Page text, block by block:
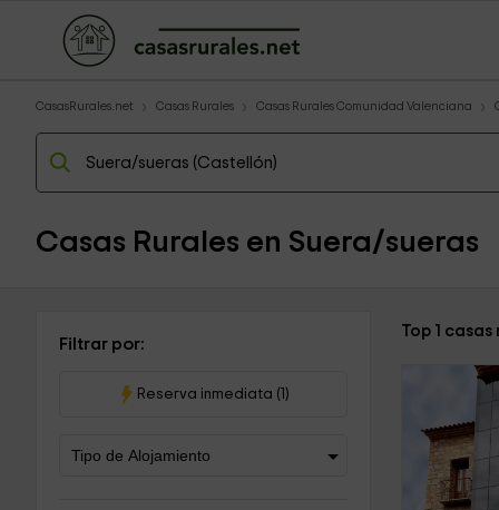
CasasRurales.net Casas Rurales Casas Rurales Comunidad Valenciana
Casas Rurales en Suera/sueras
Filtrar por:
Reserva inmediata (1)
Top 1